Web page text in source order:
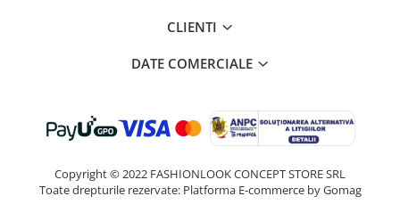
CLIENTI
DATE COMERCIALE
Copyright © 2022 FASHIONLOOK CONCEPT STORE SRL
Toate drepturile rezervate: Platforma E-commerce by Gomag